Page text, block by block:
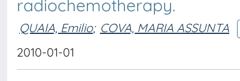
radiochemotherapy.
QUAIA, Emilio; COVA, MARIA ASSUNTA
2010-01-01